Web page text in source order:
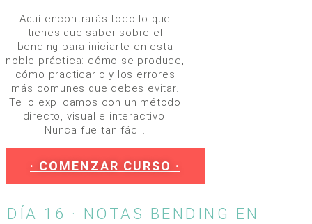
Aquí encontrarás todo lo que
tienes que saber sobre el
bending para iniciarte en esta
noble práctica: cómo se produce,
cómo practicarlo y los errores
más comunes que debes evitar.
Te lo explicamos con un método
directo, visual e interactivo.
Nunca fue tan fácil.
· COMENZAR CURSO ·
DÍA 16 · NOTAS BENDING EN